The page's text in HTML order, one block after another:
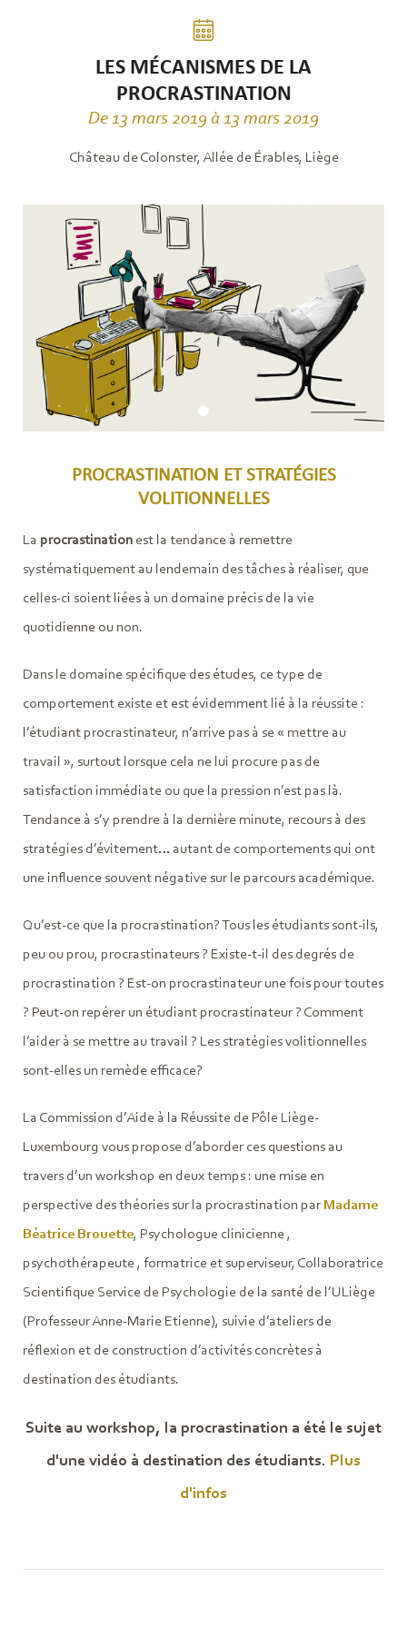
LES MÉCANISMES DE LA
PROCRASTINATION
De 13 mars 2019 à 13 mars 2019
Château de Colonster, Allée de Érables, Liège
PROCRASTINATION ET STRATÉGIES
VOLITIONNELLES
La procrastination est la tendance à remettre
systématiquement au lendemain des tâches à réaliser, que
celles-ci soient liées à un domaine précis de la vie
quotidienne ou non.
Dans le domaine spécifique des études, ce type de
comportement existe et est évidemment lié à la réussite :
l’étudiant procrastinateur, n’arrive pas à se « mettre au
travail », surtout lorsque cela ne lui procure pas de
satisfaction immédiate ou que la pression n’est pas là.
Tendance à s’y prendre à la dernière minute, recours à des
stratégies d’évitement… autant de comportements qui ont
une influence souvent négative sur le parcours académique.
Qu’est-ce que la procrastination? Tous les étudiants sont-ils,
peu ou prou, procrastinateurs ? Existe-t-il des degrés de
procrastination ? Est-on procrastinateur une fois pour toutes
? Peut-on repérer un étudiant procrastinateur ? Comment
l’aider à se mettre au travail ? Les stratégies volitionnelles
sont-elles un remède efficace?
La Commission d’Aide à la Réussite de Pôle Liège-
Luxembourg vous propose d’aborder ces questions au
travers d’un workshop en deux temps : une mise en
perspective des théories sur la procrastination par Madame
Béatrice Brouette, Psychologue clinicienne ,
psychothérapeute , formatrice et superviseur, Collaboratrice
Scientifique Service de Psychologie de la santé de l’ULiège
(Professeur Anne-Marie Etienne), suivie d’ateliers de
réflexion et de construction d’activités concrètes à
destination des étudiants.
Suite au workshop, la procrastination a été le sujet
d'une vidéo à destination des étudiants. Plus
d'infos